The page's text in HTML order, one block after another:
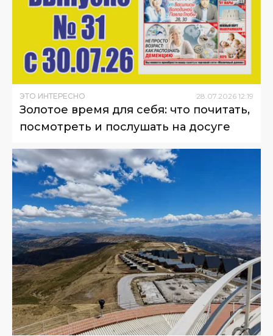
ЭТО ИНТЕРЕСНО 28 07 2026 12:19
Золотое время для себя: что почитать,
посмотреть и послушать на досуге